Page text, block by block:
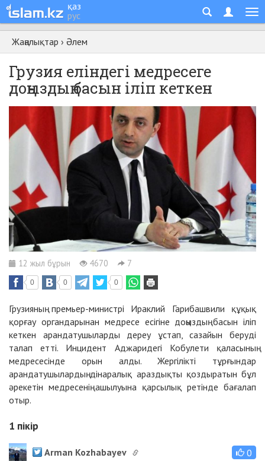
қаз
рус
Жаңалықтар › Әлем
Грузия еліндегі медресеге
доңыздың басын іліп кеткен
12 жыл бұрын 4670 7
0 0 0
Грузияның премьер-министрі Ираклий Гарибашвили құқық
қорғау органдарынан медресе есігіне доңыздың басын іліп
кеткен арандатушыларды дереу ұстап, сазайын беруді
талап етті. Инцидент Аджаридегі Кобулети қаласының
медресесінде орын алды. Жергілікті тұрғындар
арандатушылардың дінаралық араздықты қоздыратын бұл
әрекетін медресенің ашылуына қарсылық ретінде бағалап
отыр.
1 пікір
Arman Kozhabayev
0